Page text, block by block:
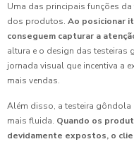
Uma das principais funções
dos produtos. Ao posicionar
conseguem capturar a
altura e o design das testeiras
jornada visual que incentiva a
mais vendas.
Além disso, a testeira gôndola
mais fluida. Quando os
devidamente expostos, o